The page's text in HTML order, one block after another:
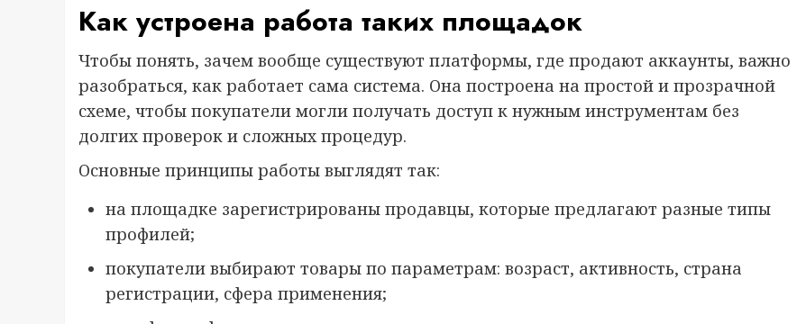
Как устроена работа таких площадок
Чтобы понять, зачем вообще существуют платформы, где продают аккаунты, важно
разобраться, как работает сама система. Она построена на простой и прозрачной
схеме, чтобы покупатели могли получать доступ к нужным инструментам без
долгих проверок и сложных процедур.
Основные принципы работы выглядят так:
на площадке зарегистрированы продавцы, которые предлагают разные типы
профилей;
покупатели выбирают товары по параметрам: возраст, активность, страна
регистрации, сфера применения;